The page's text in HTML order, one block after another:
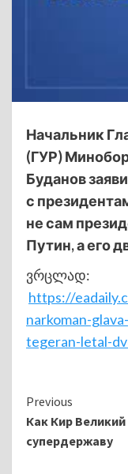
Начальник
(ГУР)
Буданов
с
не сам
Путин, а его
ვრცლად:
https://
narkoman-
tegeran-letal-
Continue
Reading
Previous
Как Кир
супердержаву